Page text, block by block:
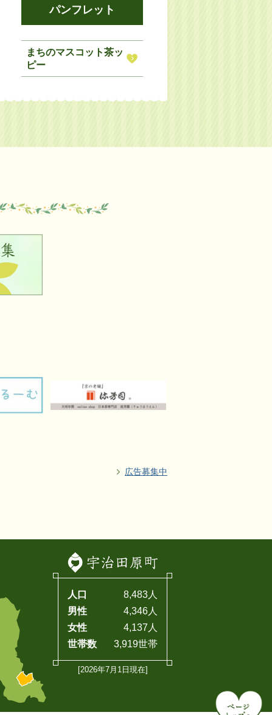
パンフレット
まちのマスコット茶ッ
ピー
広告募集中
人口
8,483人
男性
4,346人
女性
4,137人
世帯数
3,919世帯
[2026年7月1日現在]